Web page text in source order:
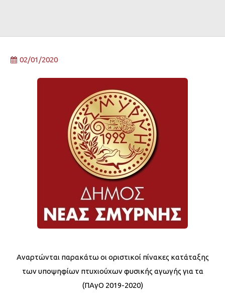
02/01/2020
Αναρτώνται παρακάτω οι οριστικοί πίνακες κατάταξης
των υποψηφίων πτυχιούχων φυσικής αγωγής για τα
(ΠΑγΟ 2019-2020)